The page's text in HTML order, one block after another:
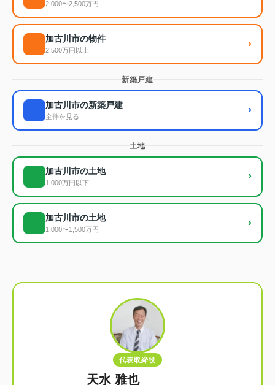
2,000〜2,500万円
加古川市の物件
2,500万円以上
›
新築戸建
加古川市の新築戸建
全件を見る
›
土地
加古川市の土地
1,000万円以下
›
加古川市の土地
1,000〜1,500万円
›
代表取締役
天水 雅也